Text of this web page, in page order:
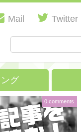
Mail Twitter
グ
0 comments